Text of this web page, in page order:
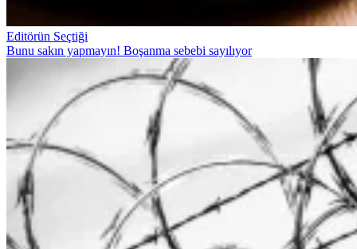
Editörün Seçtiği
Bunu sakın yapmayın! Boşanma sebebi sayılıyor